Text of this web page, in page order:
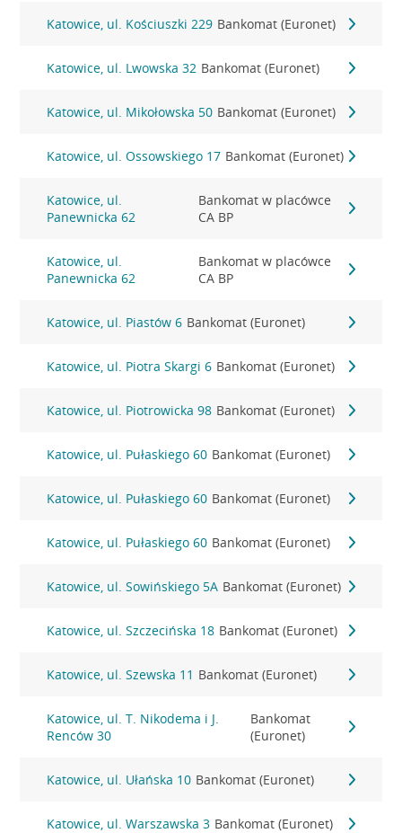
Katowice, ul. Kościuszki 229 Bankomat (Euronet)
Katowice, ul. Lwowska 32 Bankomat (Euronet)
Katowice, ul. Mikołowska 50 Bankomat (Euronet)
Katowice, ul. Ossowskiego 17 Bankomat (Euronet)
Katowice, ul.
Panewnicka 62
Bankomat w placówce
CA BP
Katowice, ul.
Panewnicka 62
Bankomat w placówce
CA BP
Katowice, ul. Piastów 6 Bankomat (Euronet)
Katowice, ul. Piotra Skargi 6 Bankomat (Euronet)
Katowice, ul. Piotrowicka 98 Bankomat (Euronet)
Katowice, ul. Pułaskiego 60 Bankomat (Euronet)
Katowice, ul. Pułaskiego 60 Bankomat (Euronet)
Katowice, ul. Pułaskiego 60 Bankomat (Euronet)
Katowice, ul. Sowińskiego 5A Bankomat (Euronet)
Katowice, ul. Szczecińska 18 Bankomat (Euronet)
Katowice, ul. Szewska 11 Bankomat (Euronet)
Katowice, ul. T. Nikodema i J.
Renców 30
Bankomat
(Euronet)
Katowice, ul. Ułańska 10 Bankomat (Euronet)
Katowice, ul. Warszawska 3 Bankomat (Euronet)